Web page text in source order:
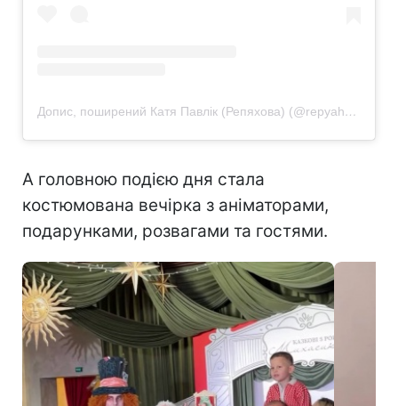
Допис, поширений Катя Павлік (Репяхова) (@repyahovakate)
А головною подією дня стала
костюмована вечірка з аніматорами,
подарунками, розвагами та гостями.